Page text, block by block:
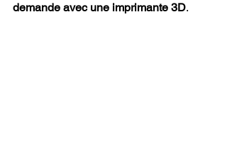
demande avec une imprimante 3D.